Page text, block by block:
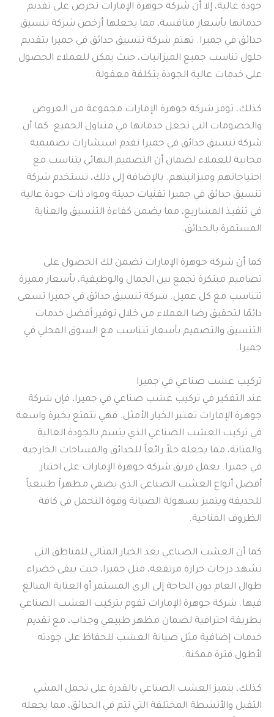
جودة عالية، إلا أن شركة جوهرة الإمارات تحرص على تقديم
خدماتها بأسعار منافسة، مما يجعلها أرخص شركة تنسيق
حدائق في جميرا. تهتم شركة تنسيق حدائق في جميرا بتقديم
حلول تناسب جميع الميزانيات، حيث يمكن للعملاء الحصول
على خدمات عالية الجودة بتكلفة معقولة.
كذلك، توفر شركة جوهرة الإمارات مجموعة من العروض
والخصومات التي تجعل خدماتها في متناول الجميع. كما أن
شركة تنسيق حدائق في جميرا تقدم استشارات تصميمية
مجانية للعملاء لضمان أن التصميم النهائي يتناسب مع
احتياجاتهم وميزانيتهم. بالإضافة إلى ذلك، تستخدم شركة
تنسيق حدائق في جميرا تقنيات حديثة ومواد ذات جودة عالية
في تنفيذ المشاريع، مما يضمن كفاءة التنسيق والعناية
المستمرة بالحدائق.
كما أن شركة جوهرة الإمارات تضمن لك الحصول على
تصاميم مبتكرة تجمع بين الجمال والوظيفية، بأسعار مميزة
تتناسب مع كل عميل. شركة تنسيق حدائق في جميرا تسعى
دائمًا لتحقيق رضا العملاء من خلال توفير أفضل خدمات
التنسيق والتصميم بأسعار تتناسب مع السوق المحلي في
جميرا.
تركيب عشب صناعي في جميرا
عند التفكير في تركيب عشب صناعي في جميرا، فإن شركة
جوهرة الإمارات تعتبر الخيار الأمثل. فهي تتمتع بخبرة واسعة
في تركيب العشب الصناعي الذي يتسم بالجودة العالية
والمتانة، مما يجعله حلاً رائعاً للحدائق والمساحات الخارجية
في جميرا. يعمل فريق شركة جوهرة الإمارات على اختيار
أفضل أنواع العشب الصناعي الذي يضفي مظهراً طبيعياً
للحديقة ويتميز بسهولة الصيانة وقوة التحمل في كافة
الظروف المناخية.
كما أن العشب الصناعي يعد الخيار المثالي للمناطق التي
تشهد درجات حرارة مرتفعة، مثل جميرا، حيث يبقى خضراء
طوال العام دون الحاجة إلى الري المستمر أو العناية المبالغ
فيها. شركة جوهرة الإمارات تقوم بتركيب العشب الصناعي
بطريقة احترافية لضمان مظهر طبيعي وجذاب، مع تقديم
خدمات إضافية مثل صيانة العشب للحفاظ على جودته
لأطول فترة ممكنة.
كذلك، يتميز العشب الصناعي بالقدرة على تحمل المشي
الثقيل والأنشطة المختلفة التي تتم في الحدائق، مما يجعله